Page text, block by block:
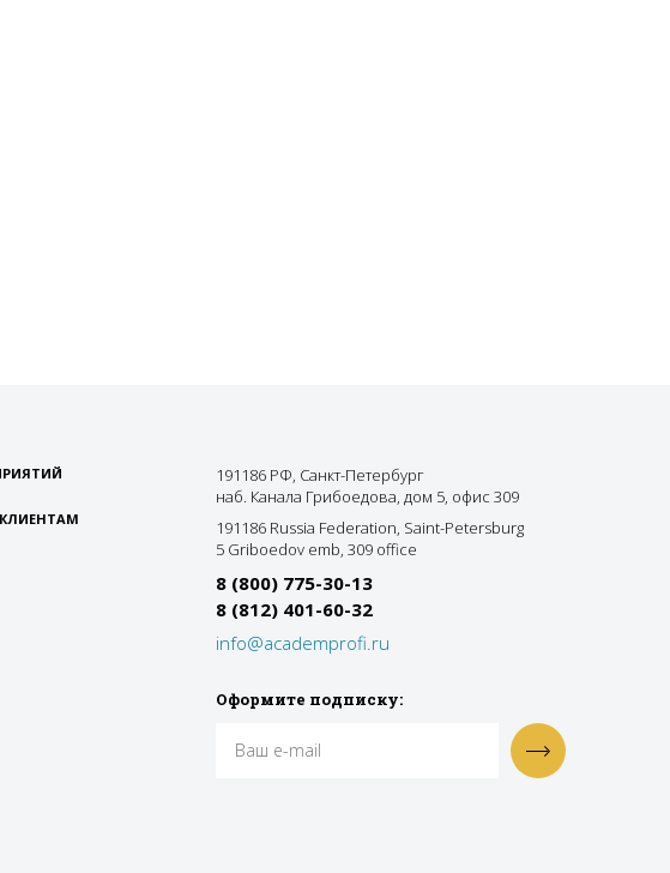
191186 РФ, Санкт-Петербург
наб. Канала Грибоедова, дом 5, офис 309
191186 Russia Federation, Saint-Petersburg
5 Griboedov emb, 309 office
8 (800) 775-30-13
8 (812) 401-60-32
info@academprofi.ru
Оформите подписку: